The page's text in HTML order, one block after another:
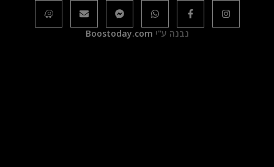
נבנה ע"י Boostoday.com